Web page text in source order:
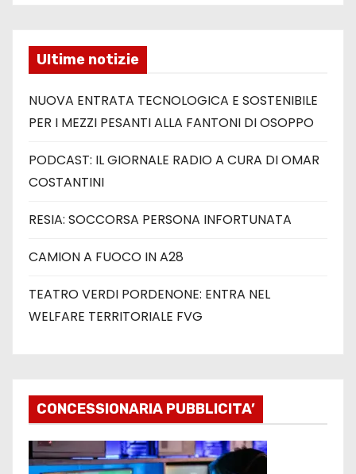
Ultime notizie
NUOVA ENTRATA TECNOLOGICA E SOSTENIBILE
PER I MEZZI PESANTI ALLA FANTONI DI OSOPPO
PODCAST: IL GIORNALE RADIO A CURA DI OMAR
COSTANTINI
RESIA: SOCCORSA PERSONA INFORTUNATA
CAMION A FUOCO IN A28
TEATRO VERDI PORDENONE: ENTRA NEL
WELFARE TERRITORIALE FVG
CONCESSIONARIA PUBBLICITA’